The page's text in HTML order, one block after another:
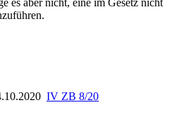
es aber nicht, eine im Gesetz nicht
IV ZB 8/20